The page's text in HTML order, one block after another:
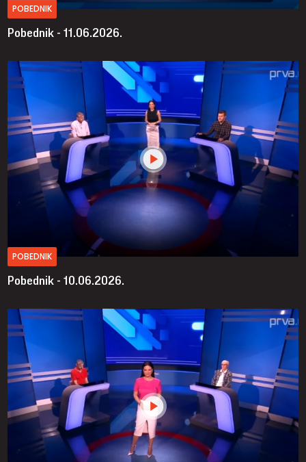
POBEDNIK
Pobednik - 11.06.2026.
POBEDNIK
Pobednik - 10.06.2026.